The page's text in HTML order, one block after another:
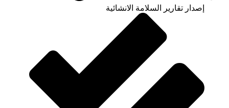
إصدار تقارير السلامة الانشائية